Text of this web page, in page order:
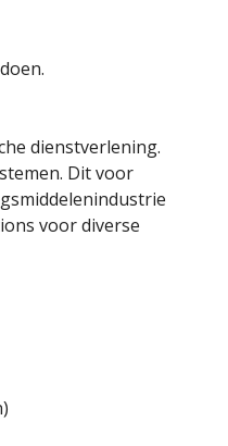
dienstverlening.
Dit voor
voor diverse